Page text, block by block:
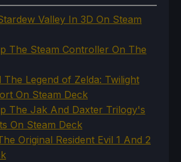
Valley In 3D On Steam
The Steam Controller On The
Legend of Zelda: Twilight
On Steam Deck
The Jak And Daxter Trilogy's
On Steam Deck
Original Resident Evil 1 And 2